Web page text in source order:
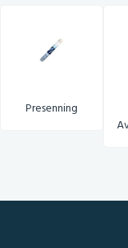
Presenning